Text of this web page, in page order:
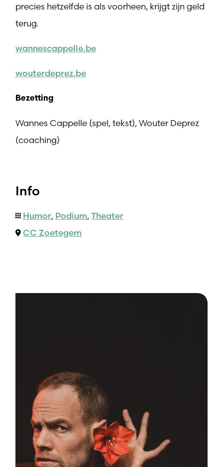
precies hetzelfde is als voorheen, krijgt zijn geld
terug.
wannescappelle.be
wouterdeprez.be
Bezetting
Wannes Cappelle (spel, tekst), Wouter Deprez
(coaching)
Info
Humor, Podium,Theater
CC Zoetegem